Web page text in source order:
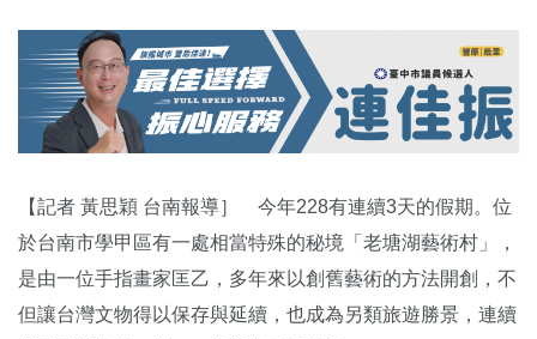
【記者 黃思穎 台南報導］ 今年228有連續3天的假期。位
於台南市學甲區有一處相當特殊的秘境「老塘湖藝術村」，
是由一位手指畫家匡乙，多年來以創舊藝術的方法開創，不
但讓台灣文物得以保存與延續，也成為另類旅遊勝景，連續